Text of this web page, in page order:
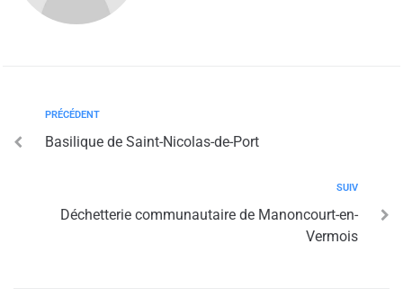
PRÉCÉDENT
Basilique de Saint-Nicolas-de-Port
SUIV
Déchetterie communautaire de Manoncourt-en-
Vermois